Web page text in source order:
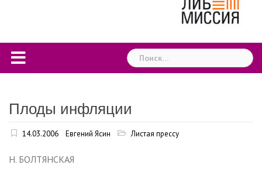
Найти:
Плоды инфляции
14.03.2006 Евгений Ясин Листая прессу
Н. БОЛТЯНСКАЯ